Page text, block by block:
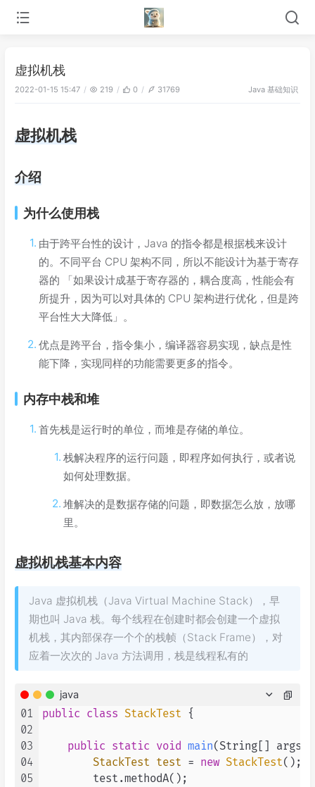
虚拟机栈
2022-01-15 15:47 219 0 31769 Java 基础知识
虚拟机栈
介绍
为什么使用栈
由于跨平台性的设计，Java 的指令都是根据栈来设计
的。不同平台 CPU 架构不同，所以不能设计为基于寄存
器的 「如果设计成基于寄存器的，耦合度高，性能会有
所提升，因为可以对具体的 CPU 架构进行优化，但是跨
平台性大大降低」。
优点是跨平台，指令集小，编译器容易实现，缺点是性
能下降，实现同样的功能需要更多的指令。
内存中栈和堆
首先栈是运行时的单位，而堆是存储的单位。
栈解决程序的运行问题，即程序如何执行，或者说
如何处理数据。
堆解决的是数据存储的问题，即数据怎么放，放哪
里。
虚拟机栈基本内容
Java 虚拟机栈（Java Virtual Machine Stack），早
期也叫 Java 栈。每个线程在创建时都会创建一个虚拟
机栈，其内部保存一个个的栈帧（Stack Frame），对
应着一次次的 Java 方法调用，栈是线程私有的
java
01
02
03
04
05
public class StackTest {
public static void main(String[] args)
StackTest test = new StackTest();
        test.methodA();